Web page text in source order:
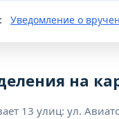
Уведомление о
на
13 улиц: ул.